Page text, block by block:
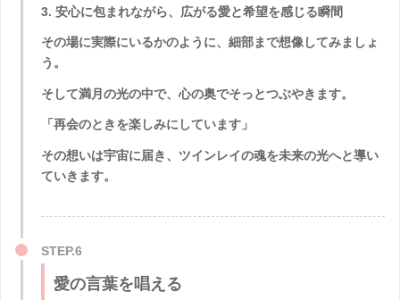
3. 安心に包まれながら、広がる愛と希望を感じる瞬間
その場に実際にいるかのように、細部まで想像してみましょ
う。
そして満月の光の中で、心の奥でそっとつぶやきます。
「再会のときを楽しみにしています」
その想いは宇宙に届き、ツインレイの魂を未来の光へと導い
ていきます。
愛の言葉を唱える